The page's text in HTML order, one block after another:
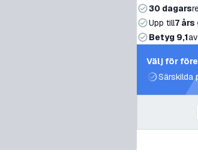
30 dagars
Upp till7
Betyg 9,1av
Välj för
Särskilda